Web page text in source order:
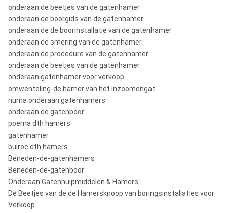
onderaan de beetjes van de gatenhamer
onderaan de boorgids van de gatenhamer
onderaan de de boorinstallatie van de gatenhamer
onderaan de smering van de gatenhamer
onderaan de procedure van de gatenhamer
onderaan de beetjes van de gatenhamer
onderaan gatenhamer voor verkoop
omwenteling-de hamer van het inzoomengat
numa onderaan gatenhamers
onderaan de gatenboor
poema dth hamers
gatenhamer
bulroc dth hamers
Beneden-de-gatenhamers
Beneden-de-gatenboor
Onderaan Gatenhulpmiddelen & Hamers
De Beetjes van de de Hamersknoop van boringsinstallaties voor
Verkoop